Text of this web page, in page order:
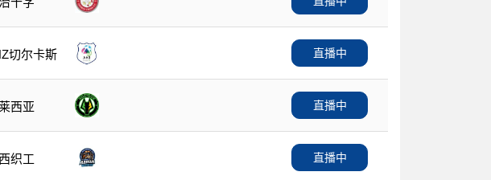
切尔卡斯 直播中
西亚 直播中
织工 直播中